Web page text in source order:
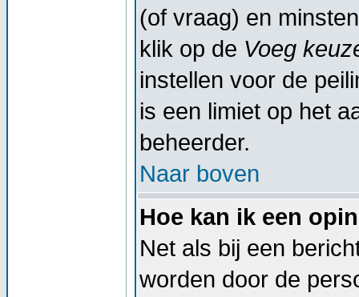
(of vraag) en
klik op de Voeg
instellen voor de
is een limiet op het
beheerder.
Naar boven
Hoe kan ik een
Net als bij een
worden door de